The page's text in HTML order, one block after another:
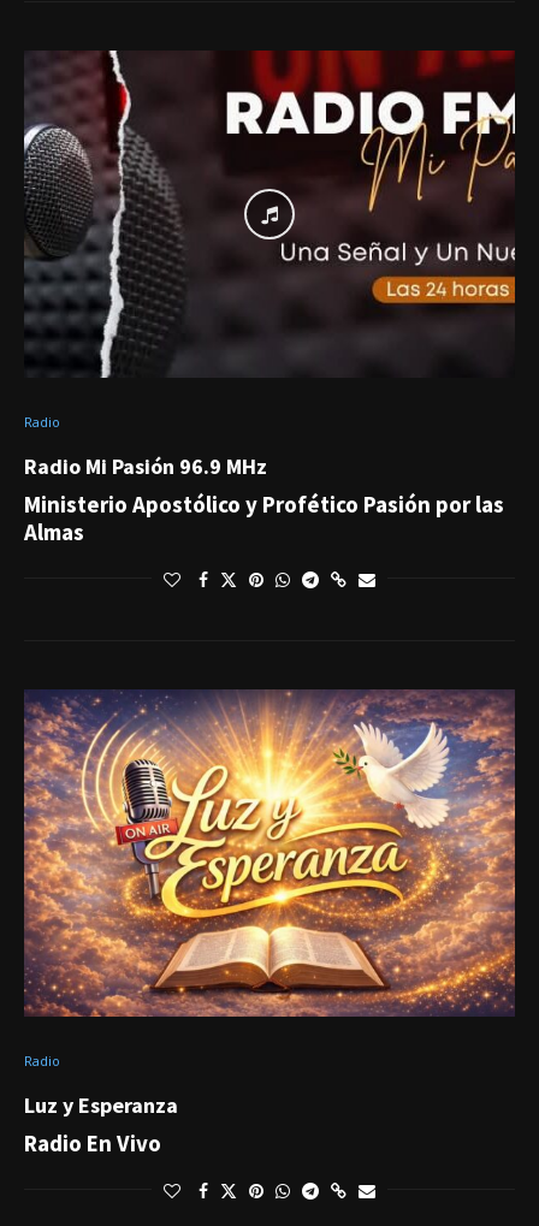
Radio
Radio Mi Pasión 96.9 MHz
Ministerio Apostólico y Profético Pasión por las
Almas
Radio
Luz y Esperanza
Radio En Vivo